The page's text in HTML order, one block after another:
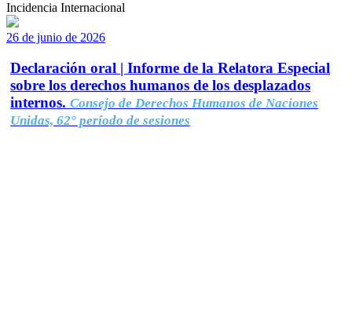
Incidencia Internacional
26 de junio de 2026
Declaración oral | Informe de la Relatora Especial
sobre los derechos humanos de los desplazados
internos. Consejo de Derechos Humanos de Naciones
Unidas, 62° período de sesiones